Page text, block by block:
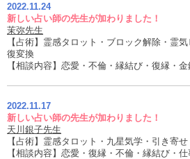
2022.11.24
新しい占い師の先生が加わりました！
茉弥先生
【占術】霊感タロット・ブロック解除・霊
復変換
【相談内容】恋愛・不倫・縁結び・復縁・金
2022.11.17
新しい占い師の先生が加わりました！
天川銀子先生
【占術】霊感タロット・九星気学・引き寄せ
【相談内容】恋愛・復縁・不倫・縁結び・仕